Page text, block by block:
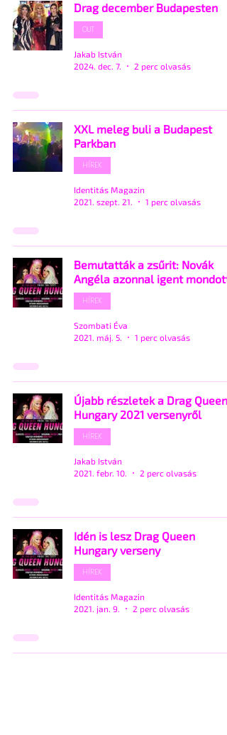
Drag december Budapesten
OUT
Jakab István
2024. dec. 7.
2 perc olvasás
XXL meleg buli a Budapest
Parkban
HÍREK
Identitás Magazin
2021. szept. 21.
1 perc olvasás
Bemutatták a zsűrit: Novák
Angéla azonnal igent mondott
HÍREK
Szombati Éva
2021. máj. 5.
1 perc olvasás
Újabb részletek a Drag Queen
Hungary 2021 versenyről
HÍREK
Jakab István
2021. febr. 10.
2 perc olvasás
Idén is lesz Drag Queen
Hungary verseny
HÍREK
Identitás Magazin
2021. jan. 9.
2 perc olvasás